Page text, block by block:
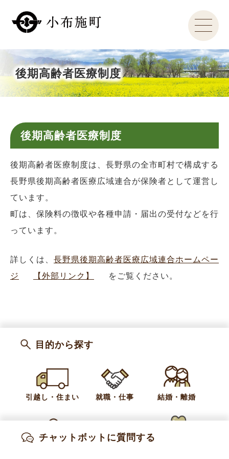
後期高齢者医療制度
後期高齢者医療制度
後期高齢者医療制度は、長野県の全市町村で構成する
長野県後期高齢者医療広域連合が保険者として運営し
ています。
町は、保険料の徴収や各種申請・届出の受付などを行
っています。
詳しくは、 長野県後期高齢者医療広域連合ホームペー
ジ
【外部リンク】 をご覧ください。
カテゴリー 後期高齢者医療制度
健康福祉課 国保年金係
目的から探す
引越し・住まい 就職・仕事 結婚・離婚
チャットボットに質問する